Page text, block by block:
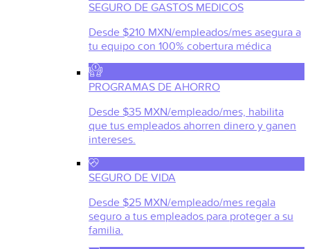
SEGURO DE GASTOS MEDICOS
Desde $210 MXN/empleados/mes asegura a
tu equipo con 100% cobertura médica
PROGRAMAS DE AHORRO
Desde $35 MXN/empleado/mes, habilita
que tus empleados ahorren dinero y ganen
intereses.
SEGURO DE VIDA
Desde $25 MXN/empleado/mes regala
seguro a tus empleados para proteger a su
familia.